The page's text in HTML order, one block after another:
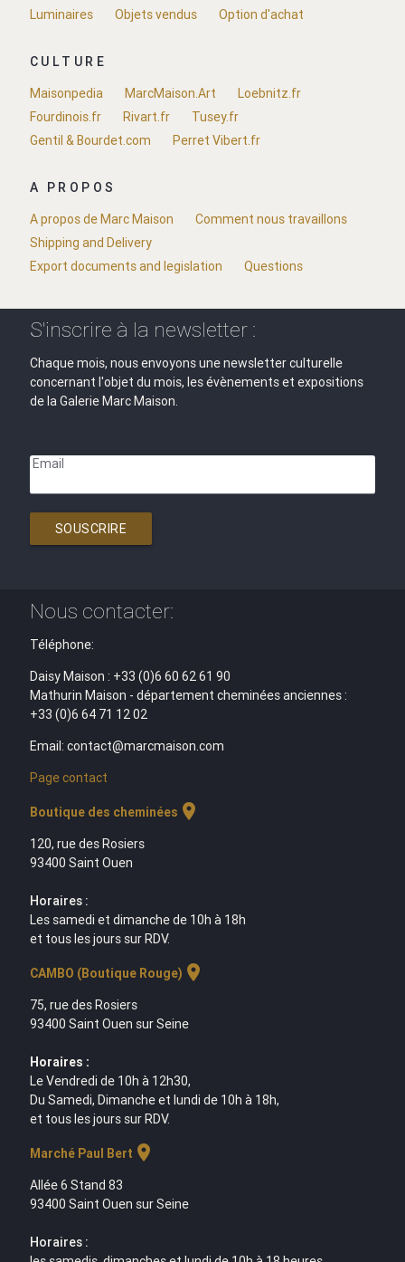
Luminaires
Objets vendus Option d'achat
CULTURE
Maisonpedia
MarcMaison.Art
Loebnitz.fr
Fourdinois.fr
Rivart.fr
Tusey.fr
Gentil & Bourdet.com
Perret Vibert.fr
A PROPOS
A propos de Marc Maison
Comment nous travaillons
Shipping and Delivery
Export documents and legislation
Questions
S'inscrire à la newsletter :
Chaque mois, nous envoyons une newsletter culturelle
concernant l'objet du mois, les évènements et expositions
de la Galerie Marc Maison.
Email
SOUSCRIRE
Nous contacter:
Téléphone:
Daisy Maison : +33 (0)6 60 62 61 90
Mathurin Maison - département cheminées anciennes :
+33 (0)6 64 71 12 02
Email: contact@marcmaison.com
Page contact
Boutique des cheminées location_on
120, rue des Rosiers
93400 Saint Ouen
Horaires :
Les samedi et dimanche de 10h à 18h
et tous les jours sur RDV.
CAMBO (Boutique Rouge) location_on
75, rue des Rosiers
93400 Saint Ouen sur Seine
Horaires :
Le Vendredi de 10h à 12h30,
Du Samedi, Dimanche et lundi de 10h à 18h,
et tous les jours sur RDV.
Marché Paul Bert location_on
Allée 6 Stand 83
93400 Saint Ouen sur Seine
Horaires :